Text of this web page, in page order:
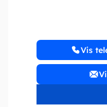
Vis